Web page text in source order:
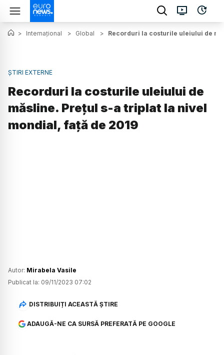
> Internațional > Global > Recorduri la costurile uleiului de
ȘTIRI EXTERNE
Recorduri la costurile uleiului de
măsline. Prețul s-a triplat la nivel
mondial, față de 2019
Autor: Mirabela Vasile
Publicat la: 09/11/2023 07:02
DISTRIBUIȚI ACEASTĂ ȘTIRE
ADAUGĂ-NE CA SURSĂ PREFERATĂ PE GOOGLE